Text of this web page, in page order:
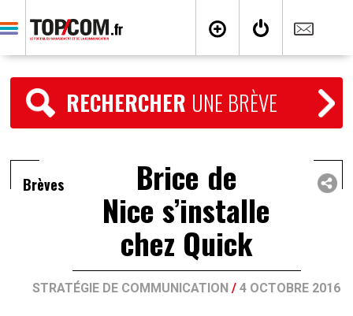
RECHERCHER UNE BRÈVE
Brèves Brice de
Nice s’installe
chez Quick
STRATÉGIE DE COMMUNICATION /4 OCTOBRE 2016